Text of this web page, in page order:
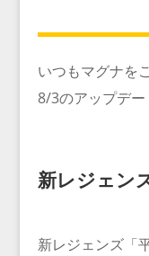
いつもマグナを
8/3のアップデー
新レジェン
新レジェンズ「